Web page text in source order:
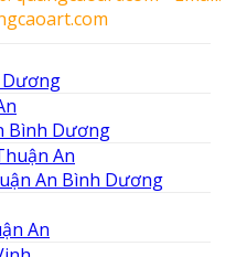
Bình Dương
An Bình Dương
An